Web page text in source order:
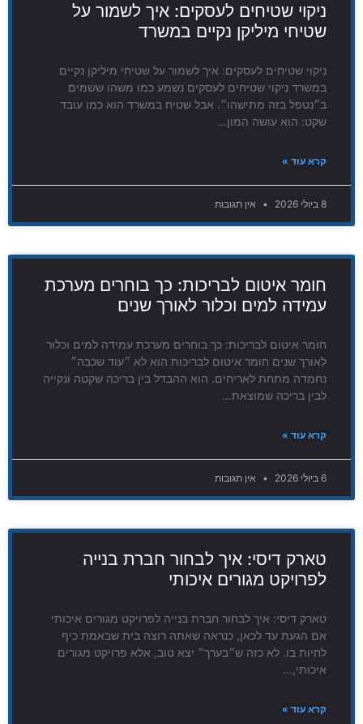
ניקוי שטיחים לעסקים: איך לשמור על
שטיחי מיליקן נקיים במשרד
ניקוי שטיחים לעסקים: איך לשמור על שטיחי מיליקן נקיים
במשרד ניקוי שטיחים לעסקים נשמע כמו משהו ששמים
ב״נטפל בזה מתישהו״. אבל שטיח במשרד הוא כמו עובד
שקט: הוא עושה המון…
קרא עוד »
8 ביולי 2026 אין תגובות
חומר איטום לבריכות: כך בוחרים מערכת
עמידה למים וכלור לאורך שנים
חומר איטום לבריכות: כך בוחרים מערכת עמידה למים וכלור
לאורך שנים חומר איטום לבריכות הוא לא ״עוד שכבה״
נחמדה מתחת לאריחים. הוא ההבדל בין בריכה שקטה ונקייה
לבין בריכה שמוצאת…
קרא עוד »
6 ביולי 2026 אין תגובות
טארק דיסי: איך לבחור חברת בנייה
לפרויקט מגורים איכותי
טארק דיסי: איך לבחור חברת בנייה לפרויקט מגורים איכותי
אם הגעת עד לכאן, כנראה שאתה רוצה בית שבאמת כיף
לחיות בו. לא כזה ש״בערך״ יצא טוב, אלא פרויקט מגורים
איכותי,…
קרא עוד »